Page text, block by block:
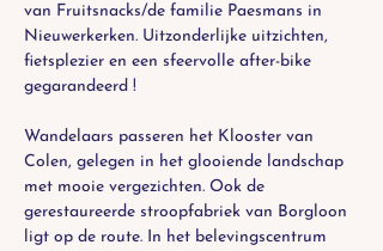
van Fruitsnacks/de familie Paesmans in
Nieuwerkerken. Uitzonderlijke uitzichten,
fietsplezier en een sfeervolle after-bike
gegarandeerd !
Wandelaars passeren het Klooster van
Colen, gelegen in het glooiende landschap
met mooie vergezichten. Ook de
gerestaureerde stroopfabriek van Borgloon
ligt op de route. In het belevingscentrum